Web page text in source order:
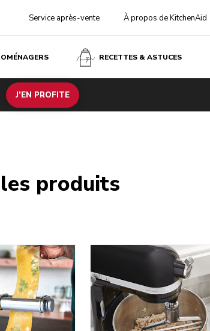
Service après-vente À propos de KitchenAid
RECETTES & ASTUCES
J’EN PROFITE
produits